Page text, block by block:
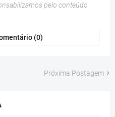
pelo conteúdo
(0)
Próxima Postagem